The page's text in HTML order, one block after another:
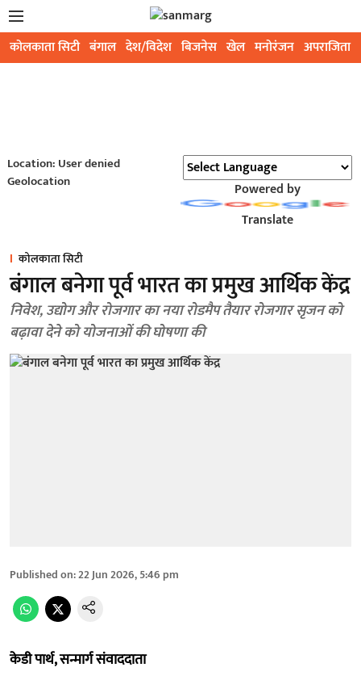
कोलकाता सिटी बंगाल देश/विदेश बिजनेस खेल मनोरंजन अपराजिता
Location: User denied
Geolocation
Powered by
Translate
कोलकाता सिटी
बंगाल बनेगा पूर्व भारत का प्रमुख आर्थिक केंद्र
निवेश, उद्योग और रोजगार का नया रोडमैप तैयार रोजगार सृजन को
बढ़ावा देने को योजनाओं की घोषणा की
Published on:22 Jun 2026, 5:46 pm
केडी पार्थ, सन्मार्ग संवाददाता